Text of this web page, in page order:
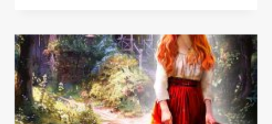
ЛЮБОВНОГО
РОМАНА